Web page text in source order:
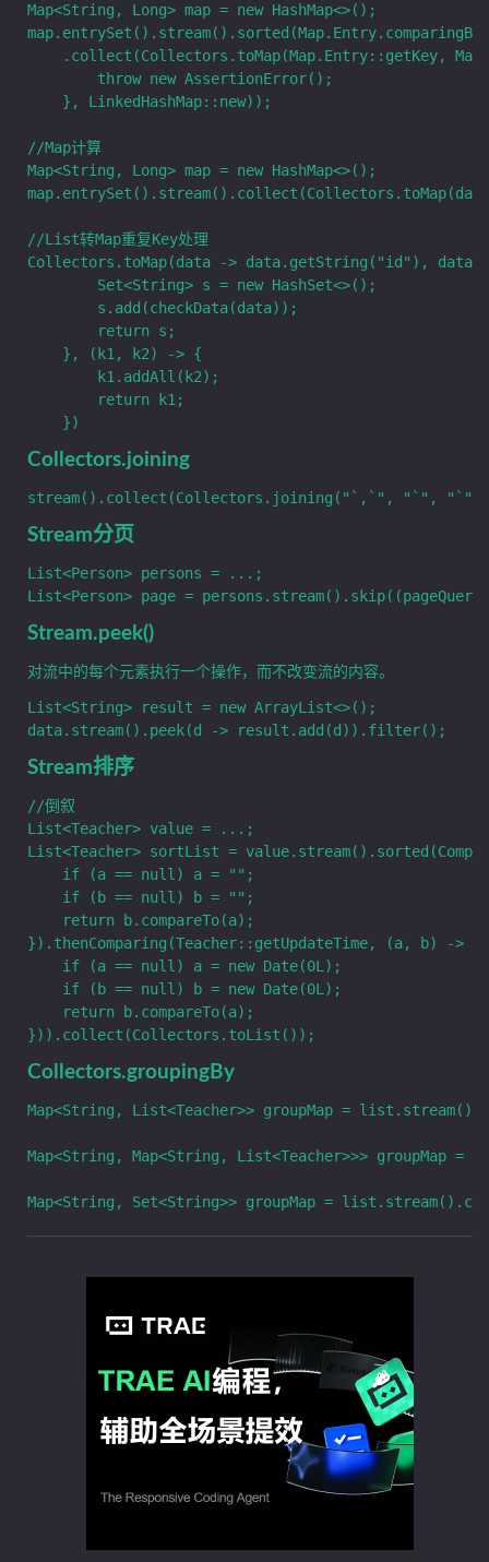
Map<String, Long> map = new HashMap<>();
.collect(Collectors.toMap(Map.Entry::getKey,
        throw new AssertionError();
    }, LinkedHashMap::new));
//Map计算
Map<String, Long> map = new HashMap<>();
//List转Map重复Key处理
Collectors.toMap(data -> data.getString("id"), data
        Set<String> s = new HashSet<>();
        s.add(checkData(data));
        return s;
    }, (k1, k2) -> {
        k1.addAll(k2);
        return k1;
Collectors.joining
Stream分页
List<Person> persons = ...;
Stream.peek()
对流中的每个元素执行一个操作，而不改变流的内容。
List<String> result = new ArrayList<>();
Stream排序
//倒叙
List<Teacher> value = ...;
List<Teacher> sortList =
    if (a == null) a = "";
    if (b == null) b = "";
    return b.compareTo(a);
}).thenComparing(Teacher::getUpdateTime, (a, b) -> {
    if (a == null) a = new Date(0L);
    if (b == null) b = new Date(0L);
    return b.compareTo(a);
Collectors.groupingBy
Map<String, List<Teacher>> groupMap =
Map<String, Map<String, List<Teacher>>>